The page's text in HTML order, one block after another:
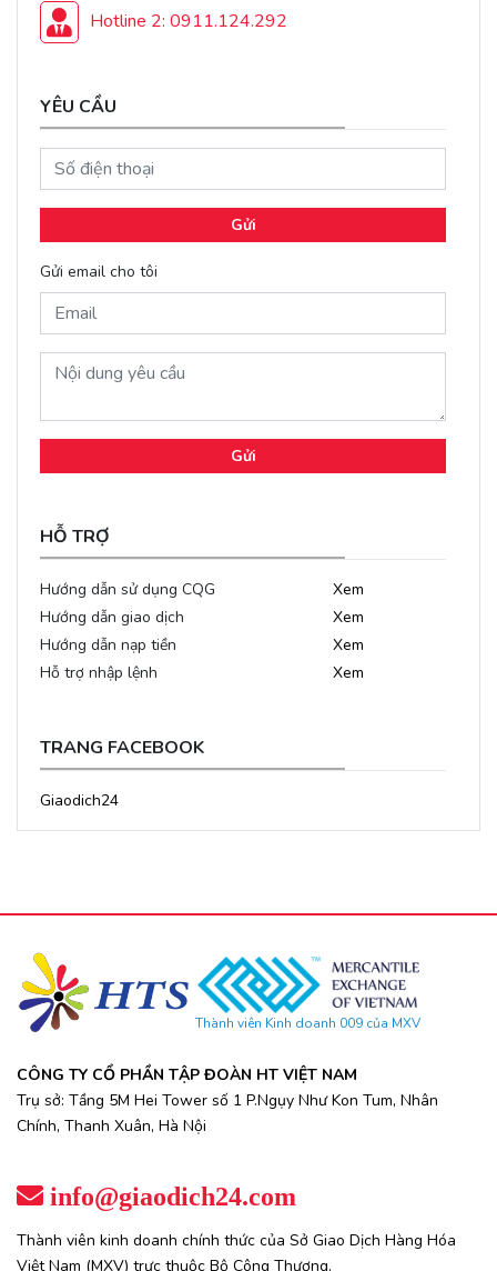
Hotline 2: 0911.124.292
YÊU CẦU
Gửi
Gửi email cho tôi
Gửi
HỖ TRỢ
Hướng dẫn sử dụng CQG
Xem
Hướng dẫn giao dịch
Xem
Hướng dẫn nạp tiền
Xem
Hỗ trợ nhập lệnh
Xem
TRANG FACEBOOK
Giaodich24
Thành viên Kinh doanh 009 của MXV
CÔNG TY CỔ PHẦN TẬP ĐOÀN HT VIỆT NAM
Trụ sở: Tầng 5M Hei Tower số 1 P.Ngụy Như Kon Tum, Nhân
Chính, Thanh Xuân, Hà Nội
info@giaodich24.com
Thành viên kinh doanh chính thức của Sở Giao Dịch Hàng Hóa
Việt Nam (MXV) trực thuộc Bộ Công Thương.